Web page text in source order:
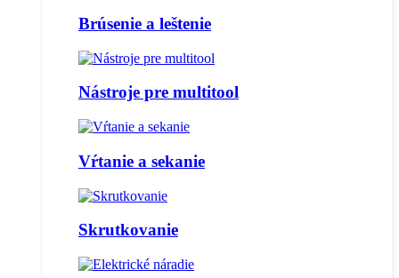
Brúsenie a leštenie
Nástroje pre multitool
Vŕtanie a sekanie
Skrutkovanie